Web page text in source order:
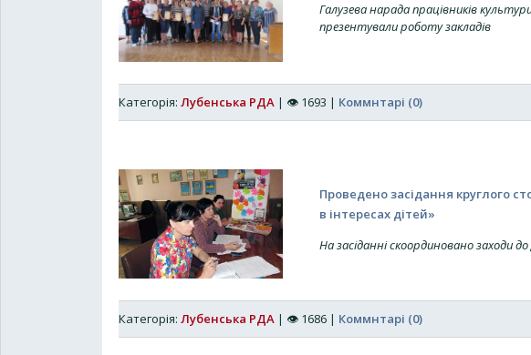
Галузева нарада працівників
презентували роботу закладів
Категорія: Лубенська РДА | 👁 1693 | Коммнтарі (0)
Проведено засідання круглого
в інтересах дітей»
На засіданні скоординовано заходи
Категорія: Лубенська РДА | 👁 1686 | Коммнтарі (0)